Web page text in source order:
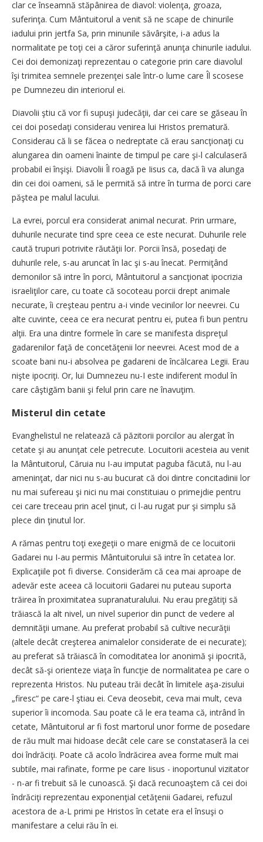
clar ce înseamnă stăpânirea de diavol: violenţa, groaza,
suferinţa. Cum Mântuitorul a venit să ne scape de chinurile
iadului prin jertfa Sa, prin minunile săvârşite, i-a adus la
normalitate pe toţi cei a căror suferinţă anunţa chinurile iadului.
Cei doi demonizaţi reprezentau o categorie prin care diavolul
îşi trimitea semnele prezenţei sale într-o lume care Îl scosese
pe Dumnezeu din interiorul ei.
Diavolii ştiu că vor fi supuşi judecăţii, dar cei care se găseau în
cei doi posedaţi considerau venirea lui Hristos prematură.
Considerau că li se făcea o nedreptate că erau sancţionaţi cu
alungarea din oameni înainte de timpul pe care şi-l calculaseră
probabil ei înşişi. Diavolii Îl roagă pe Iisus ca, dacă îi va alunga
din cei doi oameni, să le permită să intre în turma de porci care
păştea pe malul lacului.
La evrei, porcul era considerat animal necurat. Prin urmare,
duhurile necurate tind spre ceea ce este necurat. Duhurile rele
caută trupuri potrivite răutăţii lor. Porcii însă, posedaţi de
duhurile rele, s-au aruncat în lac şi s-au înecat. Permiţând
demonilor să intre în porci, Mântuitorul a sancţionat ipocrizia
israeliţilor care, cu toate că socoteau porcii drept animale
necurate, îi creşteau pentru a-i vinde vecinilor lor neevrei. Cu
alte cuvinte, ceea ce era necurat pentru ei, putea fi bun pentru
alţii. Era una dintre formele în care se manifesta dispreţul
gadarenilor faţă de concetăţenii lor neevrei. Acest mod de a
scoate bani nu-i absolvea pe gadareni de încălcarea Legii. Erau
nişte ipocriţi. Or, lui Dumnezeu nu-I este indiferent modul în
care câştigăm banii şi felul prin care ne înavuţim.
Misterul din cetate
Evanghelistul ne relatează că păzitorii porcilor au alergat în
cetate şi au anunţat cele petrecute. Locuitorii acesteia au venit
la Mântuitorul, Căruia nu I-au imputat paguba făcută, nu l-au
ameninţat, dar nici nu s-au bucurat că doi dintre concitadinii lor
nu mai sufereau şi nici nu mai constituiau o primejdie pentru
cei care treceau prin acel ţinut, ci l-au rugat pur şi simplu să
plece din ţinutul lor.
A rămas pentru toţi exegeţii o mare enigmă de ce locuitorii
Gadarei nu I-au permis Mântuitorului să intre în cetatea lor.
Explicaţiile pot fi diverse. Considerăm că cea mai aproape de
adevăr este aceea că locuitorii Gadarei nu puteau suporta
trăirea în proximitatea supranaturalului. Nu erau pregătiţi să
trăiască la alt nivel, un nivel superior din punct de vedere al
demnităţii umane. Au preferat probabil să cultive necurăţii
(altele decât creşterea animalelor considerate de ei necurate);
au preferat să trăiască în comoditatea lor anonimă şi ipocrită,
decât să-şi orienteze viaţa în funcţie de normalitatea pe care o
reprezenta Hristos. Nu puteau trăi decât în limitele aşa-zisului
„firesc“ pe care-l ştiau ei. Ceva deosebit, ceva mai mult, ceva
superior îi incomoda. Sau poate că le era teama că, intrând în
cetate, Mântuitorul ar fi fost martorul unor forme de posedare
de rău mult mai hidoase decât cele care se constataseră la cei
doi îndrăciţi. Poate că acolo îndrăcirea avea forme mult mai
subtile, mai rafinate, forme pe care Iisus - inoportunul vizitator
- n-ar fi trebuit să le cunoască. Şi dacă recunoaştem că cei doi
îndrăciţi reprezentau exponenţial cetăţenii Gadarei, refuzul
acestora de a-L primi pe Hristos în cetate era el însuşi o
manifestare a celui rău în ei.